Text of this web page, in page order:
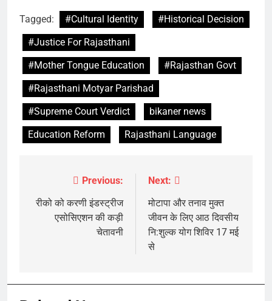
Tagged: #Cultural Identity
#Historical Decision
#Justice For Rajasthani
#Mother Tongue Education
#Rajasthan Govt
#Rajasthani Motyar Parishad
#Supreme Court Verdict
bikaner news
Education Reform
Rajasthani Language
navigation
Previous:
रीको को करणी इंडस्ट्रीज
एसोसिएशन की कड़ी
चेतावनी
Next:
मोटापा और तनाव मुक्त
जीवन के लिए आठ दिवसीय
नि:शुल्क योग शिविर 17 मई
से